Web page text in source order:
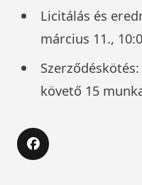
Licitálás és
március 11.,
követő 15